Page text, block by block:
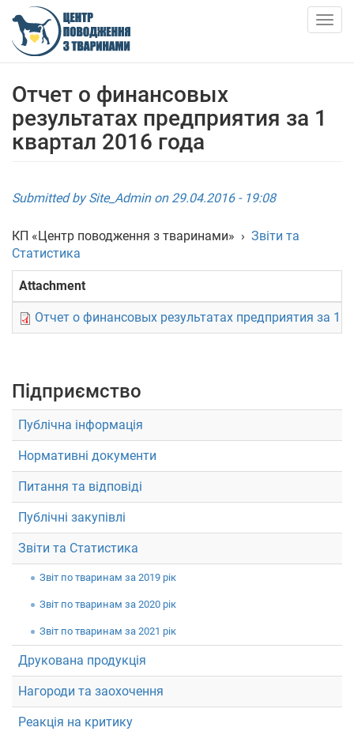
main
content
ПРО НАС
НОВИНИ
ПРИТУЛОК
АНКЕТИ ТВАРИН
КОНТАКТИ
Отчет о финансовых
результатах предприятия за 1
квартал 2016 года
Submitted bySite_Adminon 29.04.2016 - 19:08
КП «Центр поводження з тваринами» › Звіти та
Статистика
Attachment
Отчет о финансовых результатах предприятия за 1
Підприємство
Публічна інформація
Нормативні документи
Питання та відповіді
Публічні закупівлі
Звіти та Статистика
Звiт по тваринам за 2019 рік
Звiт по тваринам за 2020 рік
Звiт по тваринам за 2021 рік
Друкована продукція
Нагороди та заохочення
Реакція на критику